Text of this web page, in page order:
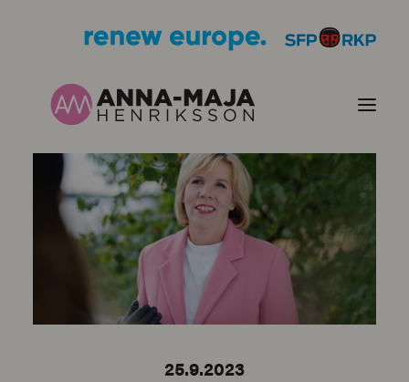
JULKAISUT
POLITIIKKANI
HENKILÖKUVA
25.9.2023